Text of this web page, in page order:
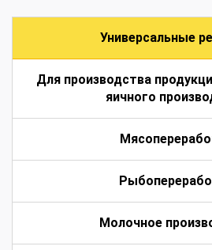
Универсальные
Для производства
яичного
Молочное